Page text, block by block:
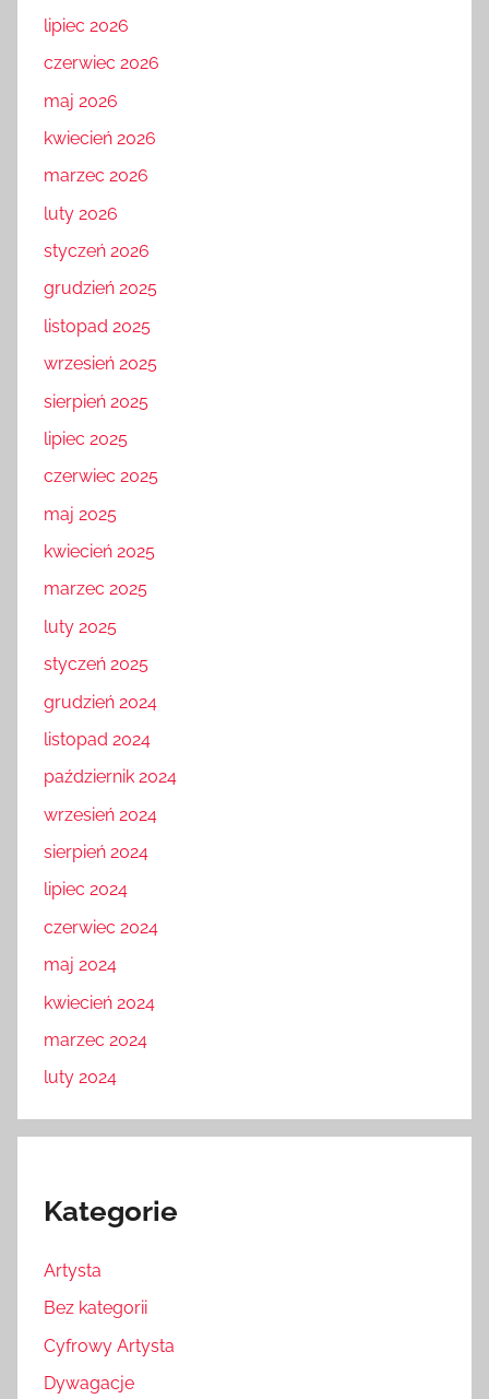
lipiec 2026
czerwiec 2026
maj 2026
kwiecień 2026
marzec 2026
luty 2026
styczeń 2026
grudzień 2025
listopad 2025
wrzesień 2025
sierpień 2025
lipiec 2025
czerwiec 2025
maj 2025
kwiecień 2025
marzec 2025
luty 2025
styczeń 2025
grudzień 2024
listopad 2024
październik 2024
wrzesień 2024
sierpień 2024
lipiec 2024
czerwiec 2024
maj 2024
kwiecień 2024
marzec 2024
luty 2024
Kategorie
Artysta
Bez kategorii
Cyfrowy Artysta
Dywagacje